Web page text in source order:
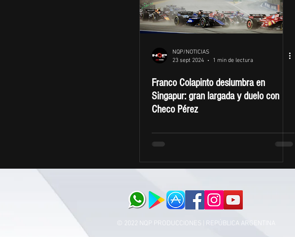
NQP/NOTICIAS
23 sept 2024
1 min de lectura
Franco Colapinto deslumbra en
Singapur: gran largada y duelo con
Checo Pérez
© 2022 NQP PRODUCCIONES | REPÚBLICA ARGENTINA